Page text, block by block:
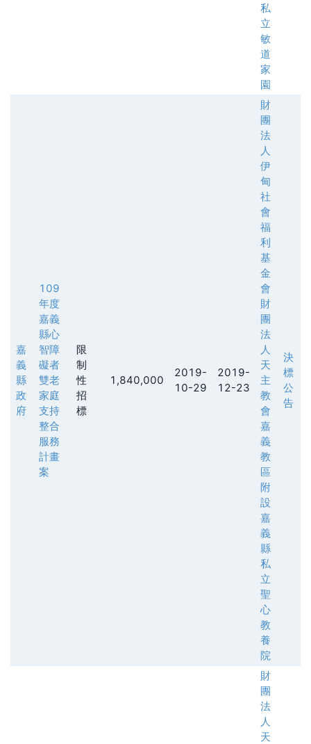
私
立
敏
道
家
園
嘉
義
縣
政
府
109
年度
嘉義
縣心
智障
礙者
雙老
家庭
支持
整合
服務
計畫
案
限
制
性
招
標
1,840,000
2019-
10-29
2019-
12-23
財
團
法
人
伊
甸
社
會
福
利
基
金
會
財
團
法
人
天
主
教
會
嘉
義
教
區
附
設
嘉
義
縣
私
立
聖
心
教
養
院
決
標
公
告
財
團
法
人
天